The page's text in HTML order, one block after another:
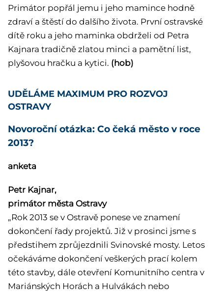
Primátor popřál jemu i jeho mamince hodně
zdraví a štěstí do dalšího života. První ostravské
dítě roku a jeho maminka obdrželi od Petra
Kajnara tradičně zlatou minci a pamětní list,
plyšovou hračku a kytici. (hob)
UDĚLÁME MAXIMUM PRO ROZVOJ
OSTRAVY
Novoroční otázka: Co čeká město v roce
2013?
anketa
Petr Kajnar,
primátor města Ostravy
„Rok 2013 se v Ostravě ponese ve znamení
dokončení řady projektů. Již v prosinci jsme s
předstihem zprůjezdnili Svinovské mosty. Letos
očekáváme dokončení veškerých prací kolem
této stavby, dále otevření Komunitního centra v
Mariánských Horách a Hulvákách nebo